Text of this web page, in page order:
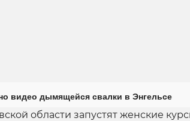
видео дымящейся свалки в Энгельсе